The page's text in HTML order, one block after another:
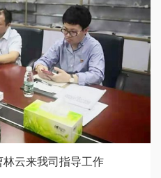
林云来我司指导工作